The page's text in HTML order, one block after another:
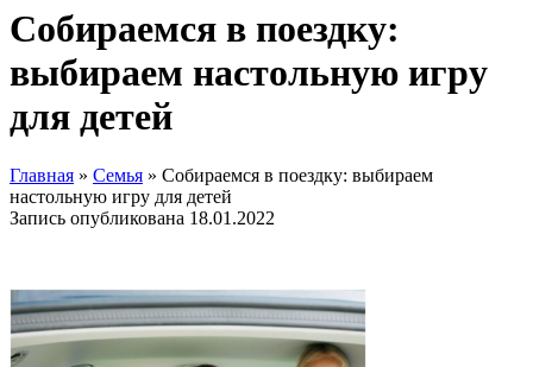
Собираемся в поездку:
выбираем настольную игру
для детей
Главная » Семья » Собираемся в поездку: выбираем
настольную игру для детей
Запись опубликована 18.01.2022